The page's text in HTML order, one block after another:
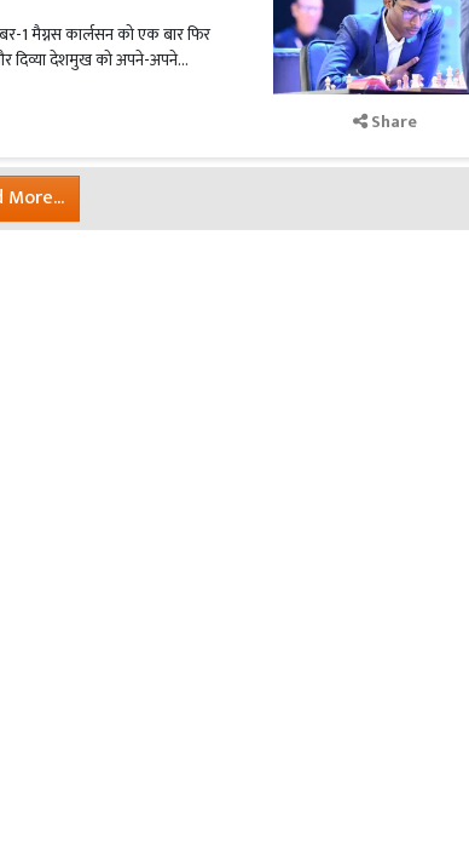
1 मैग्नस कार्लसन को एक बार फिर
दिव्या देशमुख को अपने-अपने...
Share
More...